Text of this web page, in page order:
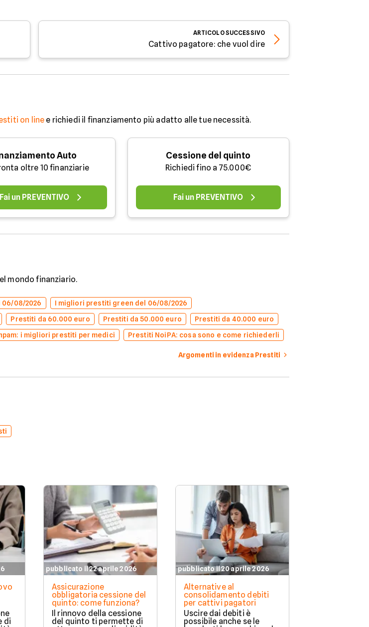
ARTICOLOSUCCESSIVO
Cattivo pagatore: che vuol dire
on line e richiedi il finanziamento più adatto alle tue necessità.
Auto
oltre 10 finanziarie
Fai un PREVENTIVO
Cessione del quinto
Richiedi fino a 75.000€
Fai un PREVENTIVO
mondo finanziario.
08/2026
I migliori prestiti green del 06/08/2026
Prestiti da 60.000 euro Prestiti da 50.000 euro
Prestiti da 40.000 euro
i migliori prestiti per medici Prestiti NoiPA: cosa sono e come richiederli
Argomenti in evidenza Prestiti
di
pubblicato il 22 aprile 2026
Assicurazione
obbligatoria cessione del
quinto: come funziona?
Il rinnovo della cessione
del quinto ti permette di
pubblicato il 20 aprile 2026
Alternative al
consolidamento debiti
per cattivi pagatori
Uscire dai debiti è
possibile anche se le